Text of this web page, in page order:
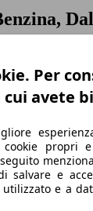
Per
avete
cookie propri
salvare e
e a